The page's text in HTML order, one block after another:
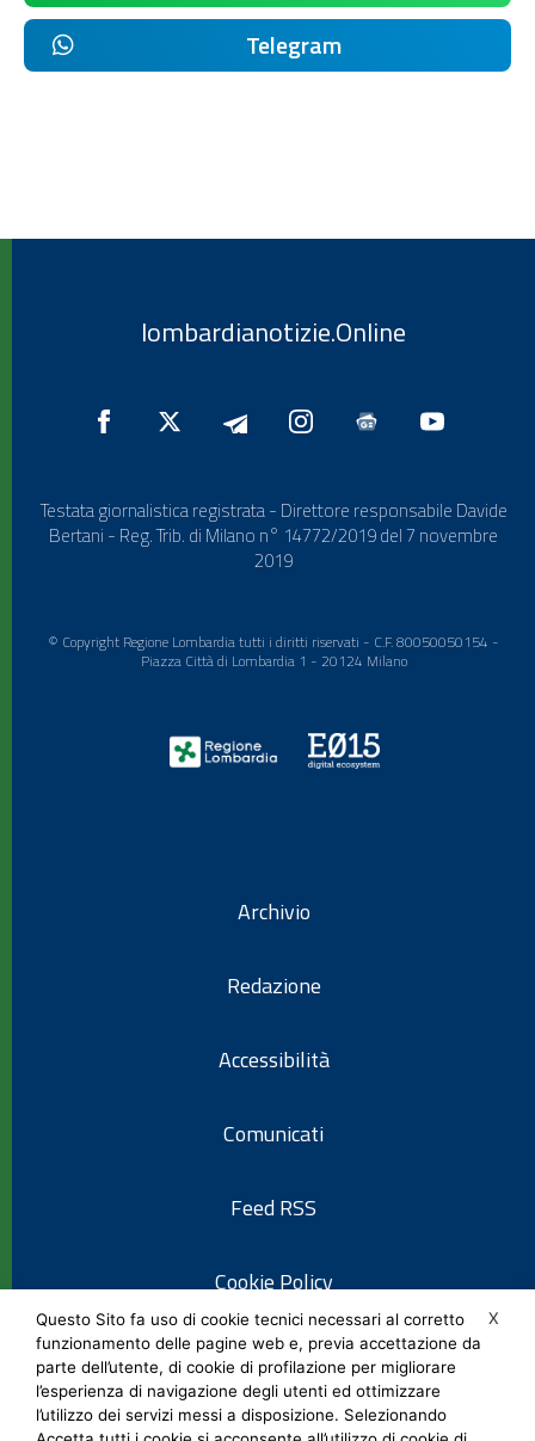
Telegram
lombardianotizie.Online
Testata giornalistica registrata - Direttore responsabile Davide
Bertani - Reg. Trib. di Milano n° 14772/2019 del 7 novembre
2019
© Copyright Regione Lombardia tutti i diritti riservati - C.F. 80050050154 -
Piazza Città di Lombardia 1 - 20124 Milano
Archivio
Redazione
Accessibilità
Comunicati
Feed RSS
Cookie Policy
Informativa privacy
Note legali
X
Questo Sito fa uso di cookie tecnici necessari al corretto
funzionamento delle pagine web e, previa accettazione da
parte dell’utente, di cookie di profilazione per migliorare
l’esperienza di navigazione degli utenti ed ottimizzare
l’utilizzo dei servizi messi a disposizione. Selezionando